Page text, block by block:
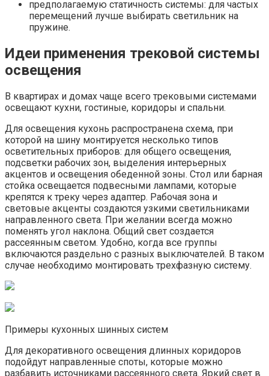
предполагаемую статичность системы: для частых
перемещений лучше выбирать светильник на
пружине.
Идеи применения трековой системы
освещения
В квартирах и домах чаще всего трековыми системами
освещают кухни, гостиные, коридоры и спальни.
Для освещения кухонь распространена схема, при
которой на шину монтируется несколько типов
осветительных приборов: для общего освещения,
подсветки рабочих зон, выделения интерьерных
акцентов и освещения обеденной зоны. Стол или барная
стойка освещается подвесными лампами, которые
крепятся к треку через адаптер. Рабочая зона и
световые акценты создаются узкими светильниками
направленного света. При желании всегда можно
поменять угол наклона. Общий свет создается
рассеянным светом. Удобно, когда все группы
включаются раздельно с разных выключателей. В таком
случае необходимо монтировать трехфазную систему.
Примеры кухонных шинных систем
Для декоративного освещения длинных коридоров
подойдут направленные споты, которые можно
разбавить источниками рассеянного света. Яркий свет в